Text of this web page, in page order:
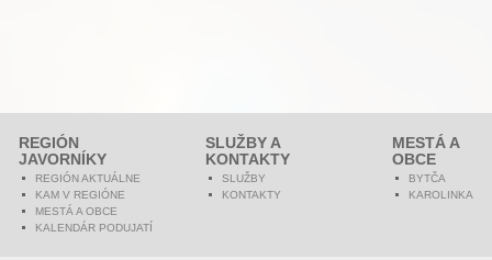
REGIÓN
JAVORNÍKY
REGIÓN AKTUÁLNE
KAM V REGIÓNE
MESTÁ A OBCE
KALENDÁR PODUJATÍ
SLUŽBY A
KONTAKTY
SLUŽBY
KONTAKTY
MESTÁ A
OBCE
BYTČA
KAROLINKA